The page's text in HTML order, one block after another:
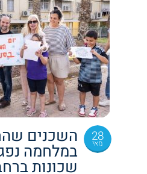
28
מאי השכנים
במלחמה
שכונות